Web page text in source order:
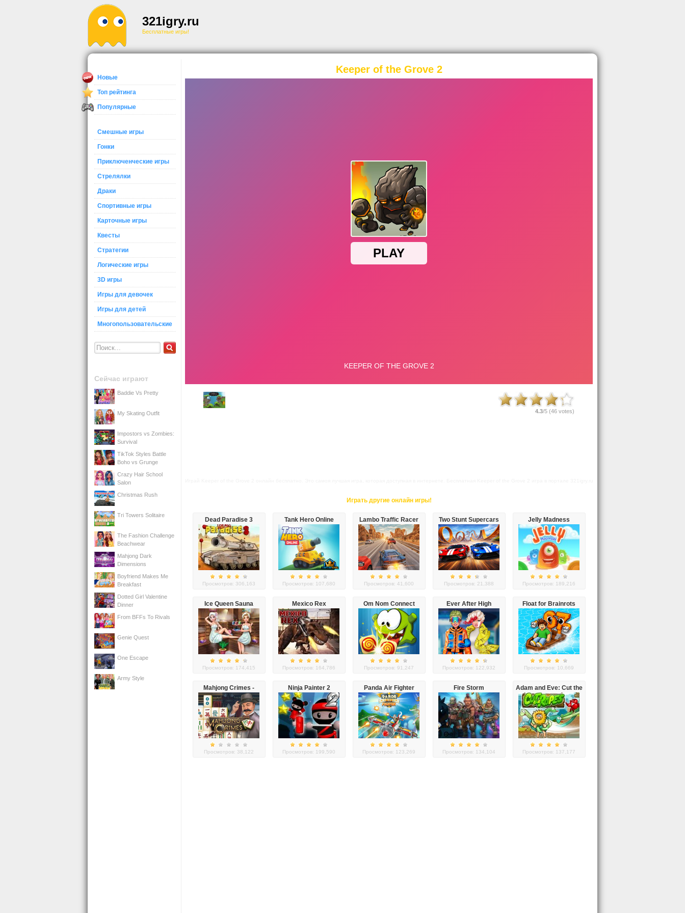
321igry.ru
Бесплатные игры!
Новые
Топ рейтинга
Популярные
Смешные игры
Гонки
Приключенческие игры
Стрелялки
Драки
Спортивные игры
Карточные игры
Квесты
Стратегии
Логические игры
3D игры
Игры для девочек
Игры для детей
Многопользовательские
Сейчас играют
Baddie Vs Pretty
My Skating Outfit
Impostors vs Zombies:
Survival
TikTok Styles Battle
Boho vs Grunge
Crazy Hair School
Salon
Christmas Rush
Tri Towers Solitaire
The Fashion Challenge
Beachwear
Mahjong Dark
Dimensions
Boyfriend Makes Me
Breakfast
Dotted Girl Valentine
Dinner
From BFFs To Rivals
Genie Quest
One Escape
Army Style
Keeper of the Grove 2
4.3/5 (46 votes)
Играть другие онлайн игры!
Dead Paradise 3
Просмотров: 306,163
Tank Hero Online
Просмотров: 107,680
Lambo Traffic Racer
Просмотров: 41,600
Two Stunt Supercars
Просмотров: 21,388
Jelly Madness
Просмотров: 189,216
Ice Queen Sauna
Realife
Просмотров: 174,415
Mexico Rex
Просмотров: 164,786
Om Nom Connect
Classic
Просмотров: 91,247
Ever After High
#future
Просмотров: 122,932
Float for Brainrots
Просмотров: 10,669
Mahjong Crimes -
Puzzle Story
Просмотров: 38,122
Ninja Painter 2
Просмотров: 199,590
Panda Air Fighter
Просмотров: 123,269
Fire Storm
Просмотров: 134,104
Adam and Eve: Cut the
Ropes
Просмотров: 137,177